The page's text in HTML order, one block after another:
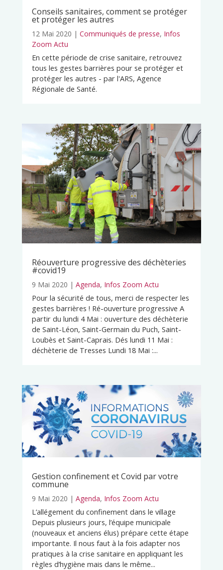
Conseils sanitaires, comment se protéger
et protéger les autres
12 Mai 2020 | Communiqués de presse, Infos
Zoom Actu
En cette période de crise sanitaire, retrouvez
tous les gestes barrières pour se protéger et
protéger les autres - par l'ARS, Agence
Régionale de Santé.
Réouverture progressive des déchèteries
#covid19
9 Mai 2020 | Agenda, Infos Zoom Actu
Pour la sécurité de tous, merci de respecter les
gestes barrières ! Ré-ouverture progressive A
partir du lundi 4 Mai : ouverture des déchèterie
de Saint-Léon, Saint-Germain du Puch, Saint-
Loubès et Saint-Caprais. Dés lundi 11 Mai :
déchèterie de Tresses Lundi 18 Mai :...
Gestion confinement et Covid par votre
commune
9 Mai 2020 | Agenda, Infos Zoom Actu
L’allégement du confinement dans le village
Depuis plusieurs jours, l’équipe municipale
(nouveaux et anciens élus) prépare cette étape
importante. Il nous faut à la fois adapter nos
pratiques à la crise sanitaire en appliquant les
règles d’hygiène mais dans le même...